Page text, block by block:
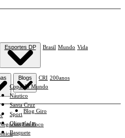
Esportes DP
Copa do Mundo
Náutico
Santa Cruz
Sport
Olimpíadas
Basquete
Brasil Mundo Vida
Em Foco
Blogs
Blog Giro
CRI 200anos